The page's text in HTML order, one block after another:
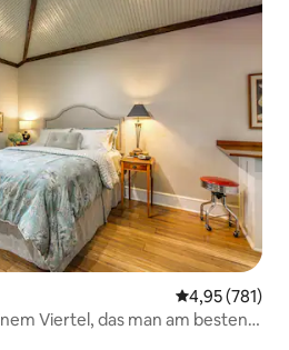
4,95 (781)
Viertel, das man am besten